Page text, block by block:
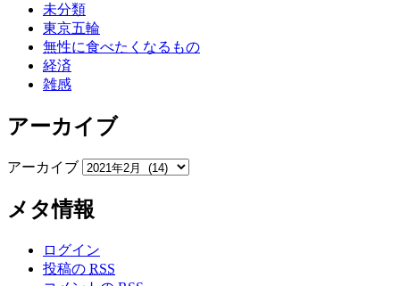
未分類
東京五輪
無性に食べたくなるもの
経済
雑感
アーカイブ
アーカイブ
メタ情報
ログイン
投稿の RSS